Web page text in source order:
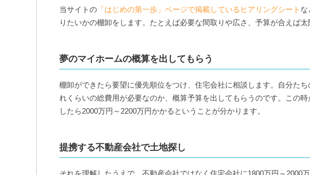
当サイトの 「はじめの第一歩」ページで掲載しているヒアリングシート な
りたいかの棚卸をします。たとえば必要な間取りや広さ、予算が合えば太
夢のマイホームの概算を出してもらう
棚卸ができたら要望に優先順位をつけ、住宅会社に相談します。自分た
れくらいの総費用が必要なのか、概算予算を出してもらうのです。この
したら2000万円～2200万円かかるということが分かります。
提携する不動産会社で土地探し
それを理解したうえで、不動産会社ではなく住宅会社に1800万円～2000